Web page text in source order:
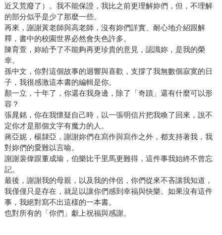
近又荒廢了）。我不能保證，我比之前更理解妳們，但，不理解
的部分似乎是少了那麼一些。
再來，謝謝黃老師與高老師，沒有妳們詳實、耐心地介紹跟解
釋，書中的校園世界必然會失色許多。
陳育萱，妳給予了不能夠再更珍貴的意見，認識妳，是我的榮
幸。
孫中文，你對這個故事的迴響與喜歡，支撐了我無數個寂寞的日
子，我很感激這本書的編輯是你。
顏一立，十年了，你還在我身邊，除了「奇蹟」還有什麼可以形
容？
張晁銘，你在我懷疑自己時，以一張明信片把我喚了回來，說不
定你才是那個文字有魔力的人。
蔣亞妮，楊隸亞，謝謝妳們在寫作與寫作之外，都支持著我，我
對妳們的愛難以言喻。
謝謝裴偉跟董成瑜，伯樂比千里馬更難得，這件事我始終不曾忘
記。
最後，謝謝我的母親，以及我的伴侶，你們從來不吝讓我知道，
我僅僅只是存在，就足以讓你們感到幸福與快樂。如果沒有這件
事，我絕對寫不出這樣的一本書。
也對所有的「你們」獻上祝福與感謝。